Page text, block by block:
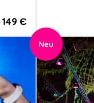
149 Є
Neu